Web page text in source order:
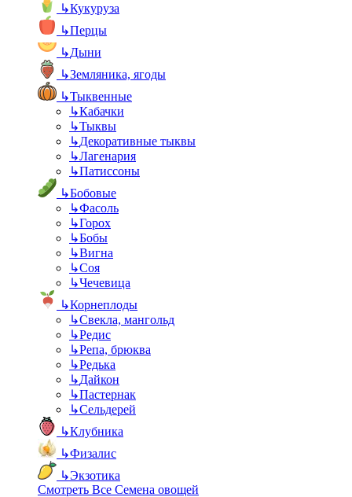
↳Кукуруза
↳Перцы
↳Дыни
↳Земляника, ягоды
↳Тыквенные
↳Кабачки
↳Тыквы
↳Декоративные тыквы
↳Лагенария
↳Патиссоны
↳Бобовые
↳Фасоль
↳Горох
↳Бобы
↳Вигна
↳Соя
↳Чечевица
↳Корнеплоды
↳Свекла, мангольд
↳Редис
↳Репа, брюква
↳Редька
↳Дайкон
↳Пастернак
↳Сельдерей
↳Клубника
↳Физалис
↳Экзотика
Смотреть Все Семена овощей